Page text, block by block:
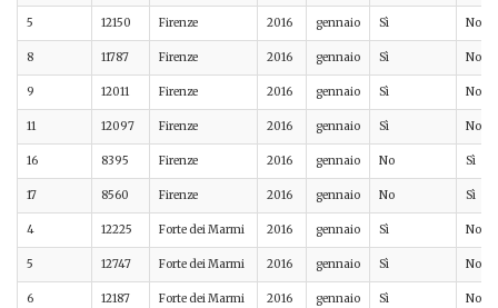
5 12150 Firenze 2016 gennaio Sì No
8 11787 Firenze 2016 gennaio Sì No
9 12011 Firenze 2016 gennaio Sì No
11 12097 Firenze 2016 gennaio Sì No
16 8395 Firenze 2016 gennaio No Sì
17 8560 Firenze 2016 gennaio No Sì
4 12225 Forte dei Marmi 2016 gennaio Sì No
5 12747 Forte dei Marmi 2016 gennaio Sì No
6 12187 Forte dei Marmi 2016 gennaio Sì No